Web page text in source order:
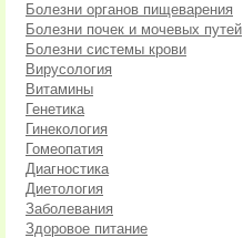
Болезни органов пищеварения
Болезни почек и мочевых путей
Болезни системы крови
Вирусология
Витамины
Генетика
Гинекология
Гомеопатия
Диагностика
Диетология
Заболевания
Здоровое питание